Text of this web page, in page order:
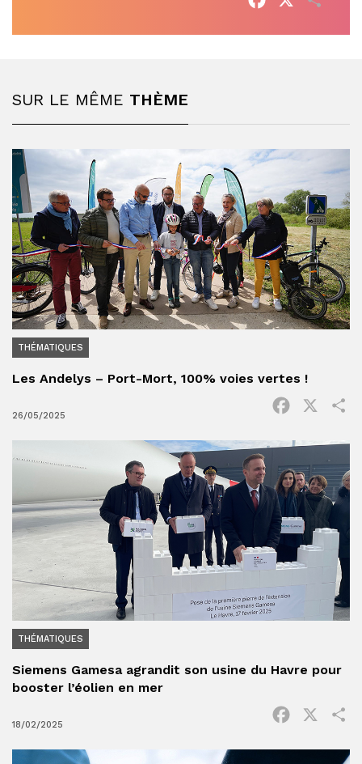
SUR LE MÊME THÈME
THÉMATIQUES
Les Andelys – Port-Mort, 100% voies vertes !
26/05/2025
Facebook
THÉMATIQUES
Siemens Gamesa agrandit son usine du Havre pour
booster l’éolien en mer
18/02/2025
Facebook